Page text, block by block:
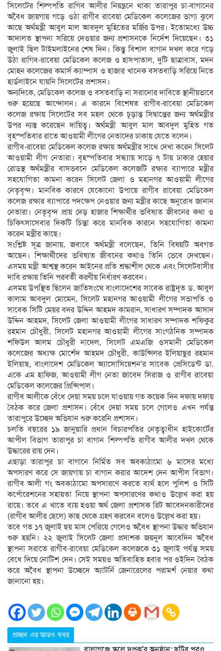
সিলেটের শিল্পপতি রাগিব আলীর নিয়ন্ত্রনে থাকা তারাপুর চা-বাগানের
অবৈধ জায়গায় গড়ে ওঠা রাগীব রাবেয়া মেডিকেল কলেজের ভাগ্য ঝুলে
আছে অর্থমন্ত্রী আবুল মাল আবদুল মুহিতের মর্জির উপর। ইতোমধ্যে উচ্চ
আদালত স্থাপনা সরিয়ে দেওয়ার জন্য প্রশাসনকে নির্দেশ দিয়েছেন। ৩১
জুলাই ছিল টাইমলাইনের শেষ দিন। কিন্তু বিশাল বাগান দখল করে গড়ে
উঠা রাগিব-রাবেয়া মেডিকেল কলেজ ও হাসপাতাল, দুটি ছাত্রাবাস, মদন
মোহন কলেজের কমার্স ক্যাম্পাস ও হাজার খানেক বসতবাড়ি সরিয়ে নিতে
হার্ডলাইনে যায়নি সিলেটের প্রশাসন।
অন্যদিকে, মেডিকেল কলেজ ও বসতবাড়ি না সরানোর দাবিতে স্থানীয়ভাবে
শুরু হয়েছে আন্দোলন। এ কারনে বিশেষত রাগীব-রাবেয়া মেডিকেল
কলেজ রক্ষায় সিলেটের সব মহল থেকে চূড়ান্ত সিদ্বান্তের জন্য অর্থমন্ত্রীর
উপর ন্যস্ত করেছেন দায়িত্ব। অর্থমন্ত্রী আবুল মাল আবদুল মুহিত গত
বৃহস্পতিবার রাতে আওয়ামী লীগের নেতাদের ঢাকায় যেতে বলেন।
রাগীব-রাবেয়া মেডিকেল কলেজ রক্ষায় অর্থমন্ত্রীর সাথে দেখা করেন সিলেট
আওয়ামী লীগ নেতারা। বৃহস্পতিবার সন্ধ্যায় সাড়ে ৭ টায় ঢাকার হেয়ার
রোডস্থ অর্থমন্ত্রীর বাসভবনে মেডিকেল কলেজটি রক্ষার ব্যাপারে মন্ত্রীর
সহযোগিতা কামনা করেন সিলেট জেলা ও মহানগর আওয়ামী লীগের
নেতৃবৃন্দ। মানবিক কারণে যেকোনো উপায়ে রাগীব রাবেয়া মেডিকেল
কলেজ রক্ষার ব্যাপারে পদক্ষেপ নেওয়ার জন্য মন্ত্রীর কাছে অনুরোধ জানান
নেতারা। নেতৃবৃন্দ প্রায় দেড় হাজার শিক্ষার্থীর ভবিষ্যত জীবনের কথা ও
চিকিৎসাসেবার দিকটি চিন্তা করে মানবিক কারনে সহযোগিতা কামনা
করেন মন্ত্রীর কাছে।
সংশ্লিষ্ট সূত্র জানায়, জবাবে অর্থমন্ত্রী বলেছেন, তিনি বিষয়টি অবগত
আছেন। শিক্ষার্থীদের ভবিষ্যত জীবনের কথাও তিনি ভেবে দেখছেন।
এসময় মন্ত্রী আশ্বস্থ করেন আইনের প্রতি শ্রদ্ধাশীল থেকে এবং সিলেটবাসীর
দাবি রক্ষায় তিনি পরবর্তী করণীয় নির্ধারণ করবেন।
এসময় উপস্থিত ছিলেন জাতিসংঘে বাংলাদেশের সাবেক রাষ্ট্রদূত ড. আবুল
কালাম আবদুল মোমেন, সিলেট মহানগর আওয়ামী লীগের সভাপতি ও
সাবেক সিটি মেয়র বদর উদ্দিন আহমদ কামরান, সাধারণ সম্পাদক আসাদ
উদ্দিন আহমদ, সিলেট জেলা আওয়ামী লীগের সাধারণ সম্পাদক শফিকুর
রহমান চৌধুরী, সিলেট মহানগর আওয়ামী লীগের সাংগঠনিক সম্পাদক
শফিউল আলম চৌধুরী নাদেল, সিলেট এমএজি ওসমানী মেডিকেল
কলেজের অধ্যক্ষ মোর্শেদ আহমদ চৌধুরী, কাউন্সিলর ইলিয়াছুর রহমান
ইলিয়াছ, বাংলাদেশ মেডিকেল অ্যাসোসিয়েশন’র সাবেক প্রেসিডেন্ট ডা.
একে এম হাফিজ, আওয়ামী লীগ নেতা জাবেদ সিরাজ ও রাগীব রাবেয়া
মেডিকেল কলেজের প্রিন্সিপাল।
রাগীব আলীকে বেঁধে দেয়া সময় চলে যাওয়ায় গত কয়েক দিন দফায় দফায়
বৈঠক করে জেলা প্রশাসন। বেঁধে দেয়া সময় চলে গেলেও এখন পর্যন্ত
তারাপুরে উচ্ছেদ অভিযান শুরু করেনি প্রশাসন।
চলতি বছরের ১৯ জানুয়ারি প্রধান বিচারপতির নেতৃত্বাধীন হাইকোর্টের
আপীল বিভাগ তারাপুর চা বাগান শিল্পপতি রাগীব আলীর দখল থেকে
উদ্ধারের রায় দেন।
এছাড়া তারাপুর চা বাগানে নির্মিত সব অবকাঠামো ৬ মাসের মধ্যে
অপসারণ করে সে জায়গায় চা বাগান করার আদেশ দেন আপীল বিভাগ।
রাগীব আলী গং অবকাঠামো অপসারণে করতে ব্যর্থ হলে পুলিশ ও সিটি
কর্পোরেশনের সহায়তা নিয়ে স্থাপনা অপসারণের কথাও উল্লেখ করা হয়
রায়ে। তবে এ খাতে ব্যয় হওয়া অর্থ জেলা প্রশাসক রিট আবেদনকারীদের
(রাগীব আলীর ছেলে) কাছ থেকে গ্রহণ করবেন বলেও উল্লেখ করা হয়।
তবে গত ১৭ জুলাই ছয় মাস পেরিয়ে গেলেও অবৈধ স্থাপনা উদ্ধার অভিযান
শুরু হয়নি। ২২ জুলাই সিলেট জেলা প্রসাশক জয়নুল আবেদিন অবৈধ
স্থাপনা সরাতে রাগীব-রাবেয়া মেডিকেল কলেজকে ৩১ জুলাই পর্যন্ত সময়
বেধে দিয়ে নোটিশ দেন। সেই সময়ও অতিবাহিত হবার পর ওইদিন বৈঠক
করে অবৈধ স্থাপনা উচ্ছেদে অ্যাটর্নি জেনারেলের পরামর্শ নেয়ার কথা
জানানো হয়।
প্রচ্ছদ এর আরও খবর